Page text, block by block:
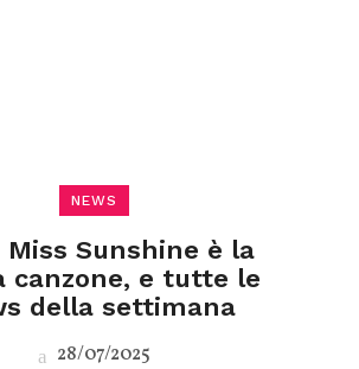
NEWS
Miss Sunshine è la
canzone, e tutte le
della settimana
28/07/2025